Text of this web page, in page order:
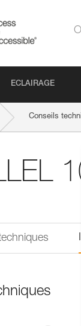
ECLAIRAGE
Conseils